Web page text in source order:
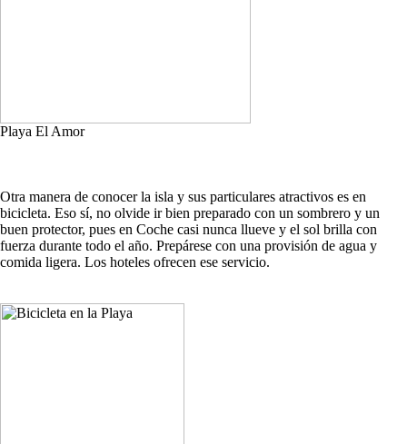
Playa El Amor
Otra manera de conocer la isla y sus particulares atractivos es en
bicicleta. Eso sí, no olvide ir bien preparado con un sombrero y un
buen protector, pues en Coche casi nunca llueve y el sol brilla con
fuerza durante todo el año. Prepárese con una provisión de agua y
comida ligera. Los hoteles ofrecen ese servicio.